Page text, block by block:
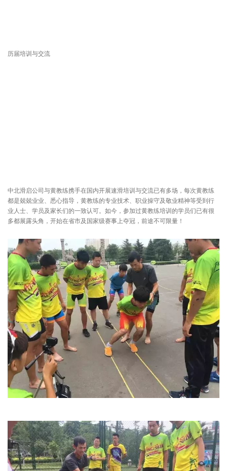
历届培训与交流
中北滑启公司与黄教练携手在国内开展速滑培训与交流已有多场，每次黄教练
都是兢兢业业、悉心指导，黄教练的专业技术、职业操守及敬业精神等受到行
业人士、学员及家长们的一致认可。如今，参加过黄教练培训的学员们已有很
多都展露头角，开始在省市及国家级赛事上夺冠，前途不可限量！